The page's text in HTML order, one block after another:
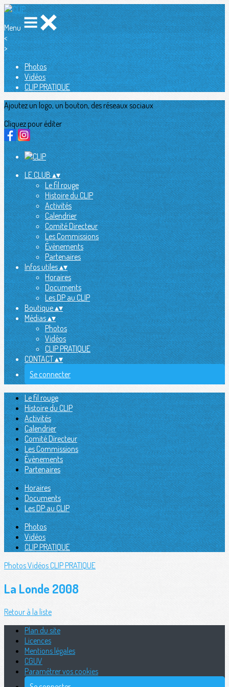
Menu
<
>
Photos
Vidéos
CLIP PRATIQUE
Ajoutez un logo, un bouton, des réseaux sociaux
Cliquez pour éditer
LE CLUB▴▾
Le fil rouge
Histoire du CLIP
Activités
Calendrier
Comité Directeur
Les Commissions
Évènements
Partenaires
Infos utiles▴▾
Horaires
Documents
Les DP au CLIP
Boutique▴▾
Médias▴▾
Photos
Vidéos
CLIP PRATIQUE
CONTACT▴▾
Se connecter
Le fil rouge
Histoire du CLIP
Activités
Calendrier
Comité Directeur
Les Commissions
Évènements
Partenaires
Horaires
Documents
Les DP au CLIP
Photos
Vidéos
CLIP PRATIQUE
PhotosVidéosCLIP PRATIQUE
La Londe 2008
Retour à la liste
Plan du site
Licences
Mentions légales
CGUV
Paramétrer vos cookies